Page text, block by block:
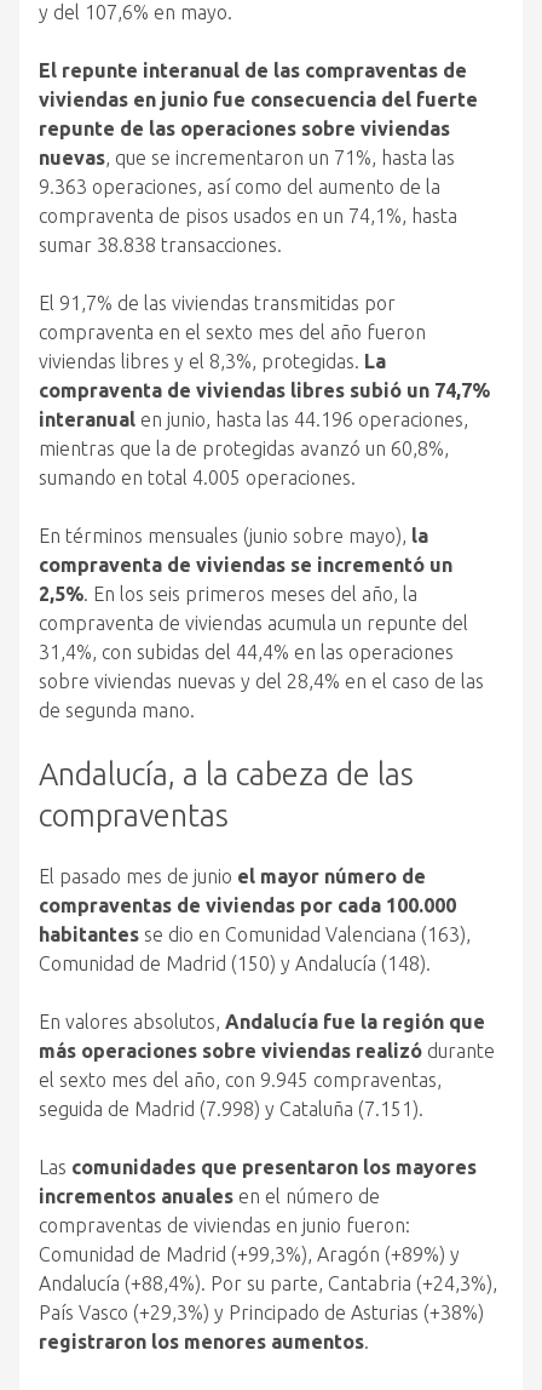
y del 107,6% en mayo.
El repunte interanual de las compraventas de
viviendas en junio fue consecuencia del fuerte
repunte de las operaciones sobre viviendas
nuevas, que se incrementaron un 71%, hasta las
9.363 operaciones, así como del aumento de la
compraventa de pisos usados en un 74,1%, hasta
sumar 38.838 transacciones.
El 91,7% de las viviendas transmitidas por
compraventa en el sexto mes del año fueron
viviendas libres y el 8,3%, protegidas. La
compraventa de viviendas libres subió un 74,7%
interanual en junio, hasta las 44.196 operaciones,
mientras que la de protegidas avanzó un 60,8%,
sumando en total 4.005 operaciones.
En términos mensuales (junio sobre mayo), la
compraventa de viviendas se incrementó un
2,5%. En los seis primeros meses del año, la
compraventa de viviendas acumula un repunte del
31,4%, con subidas del 44,4% en las operaciones
sobre viviendas nuevas y del 28,4% en el caso de las
de segunda mano.
Andalucía, a la cabeza de las
compraventas
El pasado mes de junio el mayor número de
compraventas de viviendas por cada 100.000
habitantes se dio en Comunidad Valenciana (163),
Comunidad de Madrid (150) y Andalucía (148).
En valores absolutos, Andalucía fue la región que
más operaciones sobre viviendas realizó durante
el sexto mes del año, con 9.945 compraventas,
seguida de Madrid (7.998) y Cataluña (7.151).
Las comunidades que presentaron los mayores
incrementos anuales en el número de
compraventas de viviendas en junio fueron:
Comunidad de Madrid (+99,3%), Aragón (+89%) y
Andalucía (+88,4%). Por su parte, Cantabria (+24,3%),
País Vasco (+29,3%) y Principado de Asturias (+38%)
registraron los menores aumentos.